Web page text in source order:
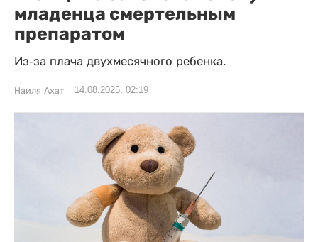
младенца смертельным
препаратом
Из-за плача двухмесячного ребенка.
Наиля Ахат 14.08.2025, 02:19